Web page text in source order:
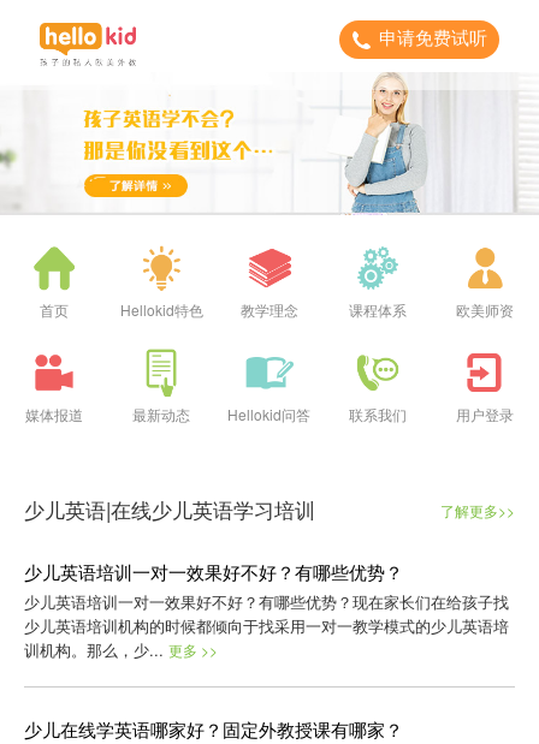
申请免费试听
首页 Hellokid特色 教学理念 课程体系 欧美师资
媒体报道 最新动态 Hellokid问答 联系我们 用户登录
少儿英语|在线少儿英语学习培训 了解更多>>
少儿英语培训一对一效果好不好？有哪些优势？
少儿英语培训一对一效果好不好？有哪些优势？现在家长们在给孩子找
少儿英语培训机构的时候都倾向于找采用一对一教学模式的少儿英语培
训机构。那么，少... 更多 >>
少儿在线学英语哪家好？固定外教授课有哪家？